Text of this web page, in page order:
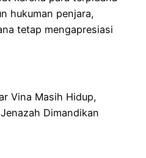
hukuman penjara,
tetap mengapresiasi
Vina Masih Hidup,
Dimandikan